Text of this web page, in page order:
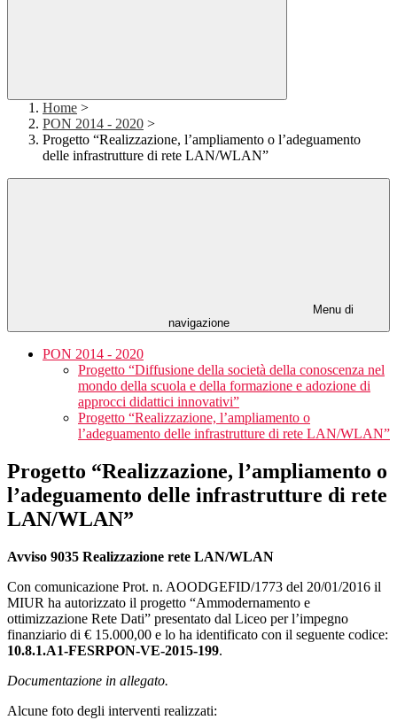
Home >
PON 2014 - 2020 >
Progetto “Realizzazione, l’ampliamento o l’adeguamento
delle infrastrutture di rete LAN/WLAN”
Menu di
navigazione
PON 2014 - 2020
Progetto “Diffusione della società della conoscenza nel
mondo della scuola e della formazione e adozione di
approcci didattici innovativi”
Progetto “Realizzazione, l’ampliamento o
l’adeguamento delle infrastrutture di rete LAN/WLAN”
Progetto “Realizzazione, l’ampliamento o
l’adeguamento delle infrastrutture di rete
LAN/WLAN”
Avviso 9035 Realizzazione rete LAN/WLAN
Con comunicazione Prot. n. AOODGEFID/1773 del 20/01/2016 il
MIUR ha autorizzato il progetto “Ammodernamento e
ottimizzazione Rete Dati” presentato dal Liceo per l’impegno
finanziario di € 15.000,00 e lo ha identificato con il seguente codice:
10.8.1.A1-FESRPON-VE-2015-199.
Documentazione in allegato.
Alcune foto degli interventi realizzati: